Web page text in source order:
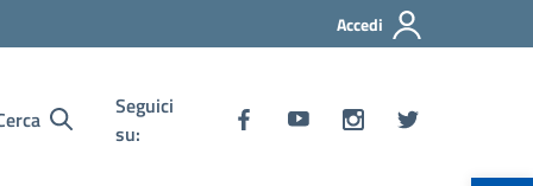
Accedi
Seguici
su: